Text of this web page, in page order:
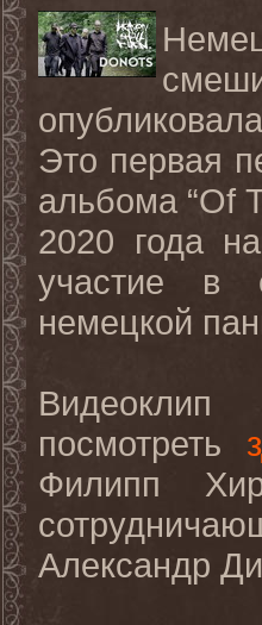
Это первая
альбома “Of
2020 года
участие в
немецкой
Видеоклип
посмотреть
Филипп
Александр